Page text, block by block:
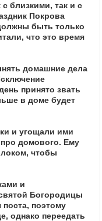
близкими, так и с
Покрова
быть только
что это время
домашние дела
принято звать
в доме будет
и угощали ими
домового. Ему
чтобы
и
Богородицы
поэтому
однако переедать